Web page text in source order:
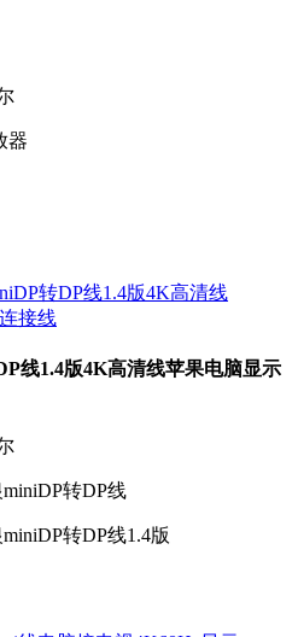
器
线1.4版4K高清线苹果电脑显示
转DP线
转DP线1.4版